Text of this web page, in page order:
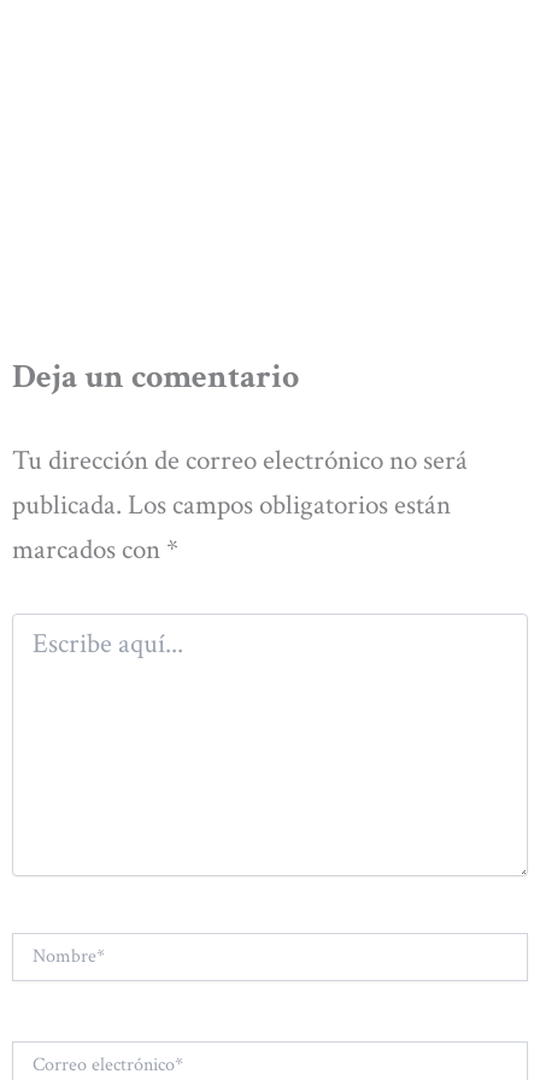
Deja un comentario
Tu dirección de correo electrónico no será
publicada. Los campos obligatorios están
marcados con *
aquí...
Nombre*